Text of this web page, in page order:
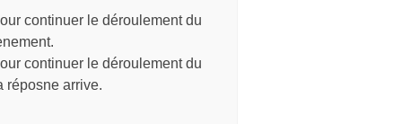
continuer le déroulement du
continuer le déroulement du
réposne arrive.